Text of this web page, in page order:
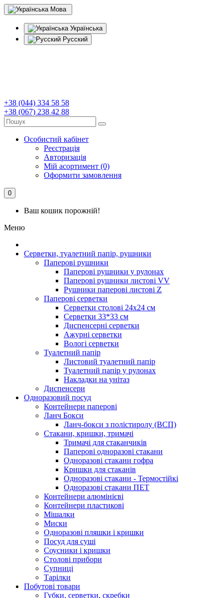
Мова
Українська
Русский
+38 (044) 334 58 58
+38 (067) 238 42 88
Особистий кабінет
Реєстрація
Авторизація
Мій асортимент (0)
Оформити замовлення
0
Ваш кошик порожній!
Меню
Серветки, туалетний папір, рушники
Паперові рушники
Паперові рушники у рулонах
Паперові рушники листові VV
Рушники паперові листові Z
Паперові серветки
Серветки столові 24х24 см
Серветки 33*33 см
Диспенсерні серветки
Ажурні серветки
Вологі серветки
Туалетний папір
Листовий туалетний папір
Туалетний папір у рулонах
Накладки на унітаз
Диспенсери
Одноразовий посуд
Контейнери паперові
Ланч Бокси
Ланч-бокси з полістиролу (ВСП)
Стакани, кришки, тримачі
Тримачі для стаканчиків
Паперові одноразові стакани
Одноразові стакани гофра
Кришки для стаканів
Одноразові стакани - Термостійкі
Одноразові стакани ПЕТ
Контейнери алюмінієві
Контейнери пластикові
Мішалки
Миски
Одноразові пляшки і кришки
Посуд для суші
Соусники і кришки
Столові прибори
Супниці
Тарілки
Побутові товари
Губки, серветки, скребки